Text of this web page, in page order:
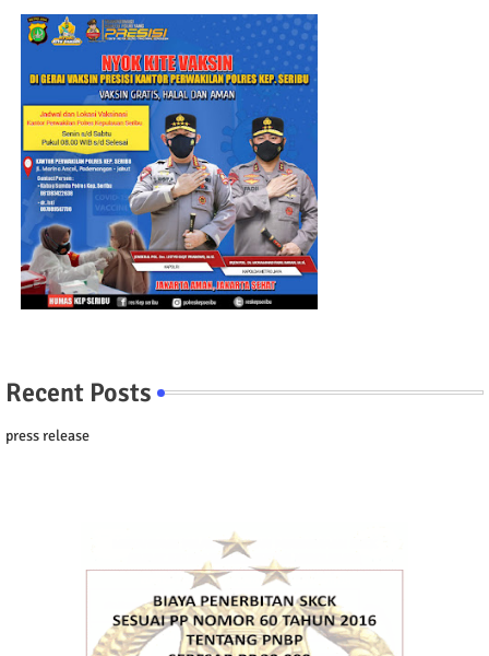
Recent Posts
press release